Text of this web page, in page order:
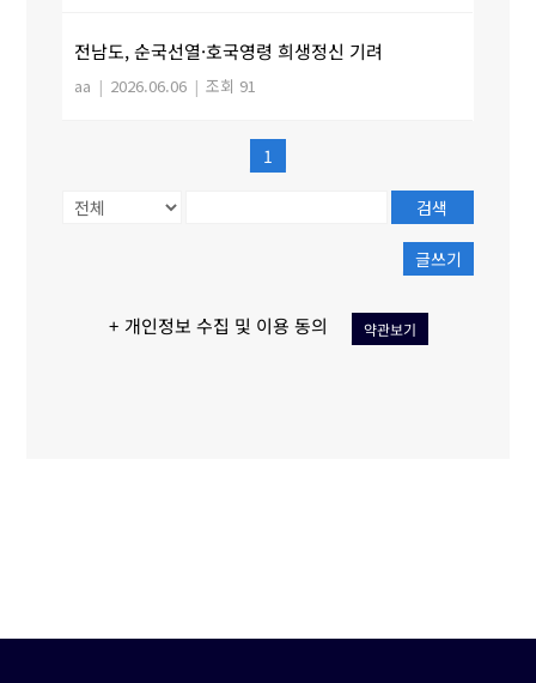
전남도, 순국선열·호국영령 희생정신 기려
aa | 2026.06.06 | 조회 91
1
검색
글쓰기
+ 개인정보 수집 및 이용 동의 약관보기